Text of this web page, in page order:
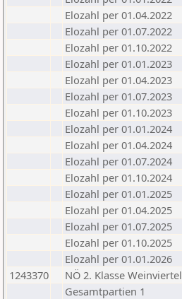
Elozahl per 01.04.2022
Elozahl per 01.07.2022
Elozahl per 01.10.2022
Elozahl per 01.01.2023
Elozahl per 01.04.2023
Elozahl per 01.07.2023
Elozahl per 01.10.2023
Elozahl per 01.01.2024
Elozahl per 01.04.2024
Elozahl per 01.07.2024
Elozahl per 01.10.2024
Elozahl per 01.01.2025
Elozahl per 01.04.2025
Elozahl per 01.07.2025
Elozahl per 01.10.2025
Elozahl per 01.01.2026
1243370
NÖ 2. Klasse Weinviertel
Gesamtpartien 1